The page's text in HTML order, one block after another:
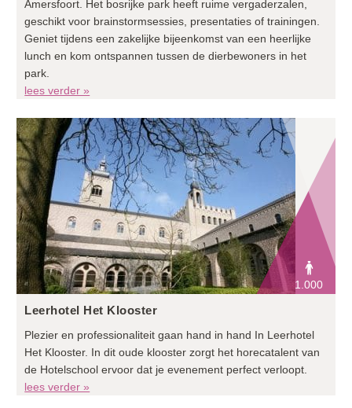
Amersfoort. Het bosrijke park heeft ruime vergaderzalen,
geschikt voor brainstormsessies, presentaties of trainingen.
Geniet tijdens een zakelijke bijeenkomst van een heerlijke
lunch en kom ontspannen tussen de dierbewoners in het
park.
lees verder »
1.000
Leerhotel Het Klooster
Plezier en professionaliteit gaan hand in hand In Leerhotel
Het Klooster. In dit oude klooster zorgt het horecatalent van
de Hotelschool ervoor dat je evenement perfect verloopt.
lees verder »